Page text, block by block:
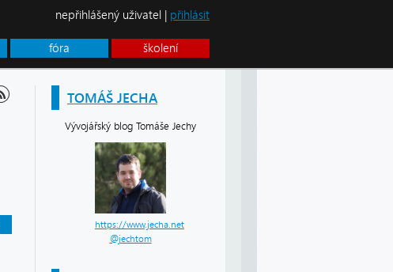
fóra školení
nepřihlášený uživatel | přihlásit
TOMÁŠ JECHA
Vývojářský blog Tomáše Jechy
https://www.jecha.net
@jechtom